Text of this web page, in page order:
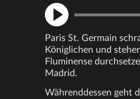
Paris St. Germain
Königlichen und
Fluminense
Madrid.
Währenddessen geht